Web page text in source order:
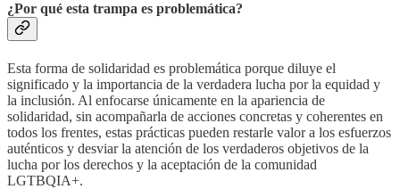
¿Por qué esta trampa es problemática?
Esta forma de solidaridad es problemática porque diluye el
significado y la importancia de la verdadera lucha por la equidad y
la inclusión. Al enfocarse únicamente en la apariencia de
solidaridad, sin acompañarla de acciones concretas y coherentes en
todos los frentes, estas prácticas pueden restarle valor a los esfuerzos
auténticos y desviar la atención de los verdaderos objetivos de la
lucha por los derechos y la aceptación de la comunidad
LGTBQIA+.